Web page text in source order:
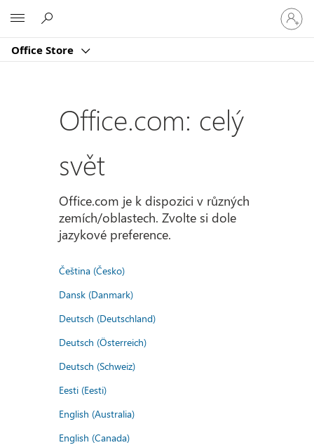
Office Store
se
ke
účtu
Office.com: celý
svět
Office.com je k dispozici v různých
zemích/oblastech. Zvolte si dole
jazykové preference.
Čeština (Česko)
Dansk (Danmark)
Deutsch (Deutschland)
Deutsch (Österreich)
Deutsch (Schweiz)
Eesti (Eesti)
English (Australia)
English (Canada)